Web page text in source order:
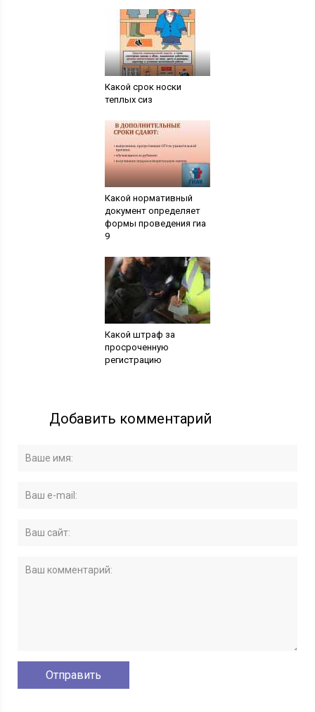
Какой срок носки
теплых сиз
Какой нормативный
документ определяет
формы проведения гиа
9
Какой штраф за
просроченную
регистрацию
Добавить комментарий